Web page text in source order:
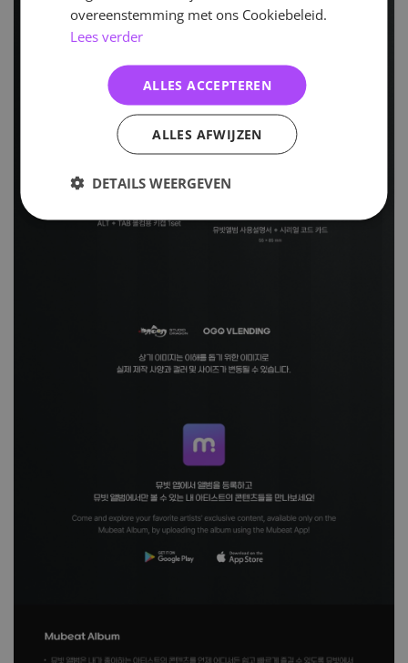
overeenstemming met ons Cookiebeleid.
Lees verder
ALLES ACCEPTEREN
ALLES AFWIJZEN
DETAILS WEERGEVEN